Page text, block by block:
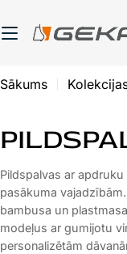
uz
Sākums
K
A
T
E
Pildspalvas ar
pasākuma
bambusa un
modeļus ar gumijotu
personalizētām